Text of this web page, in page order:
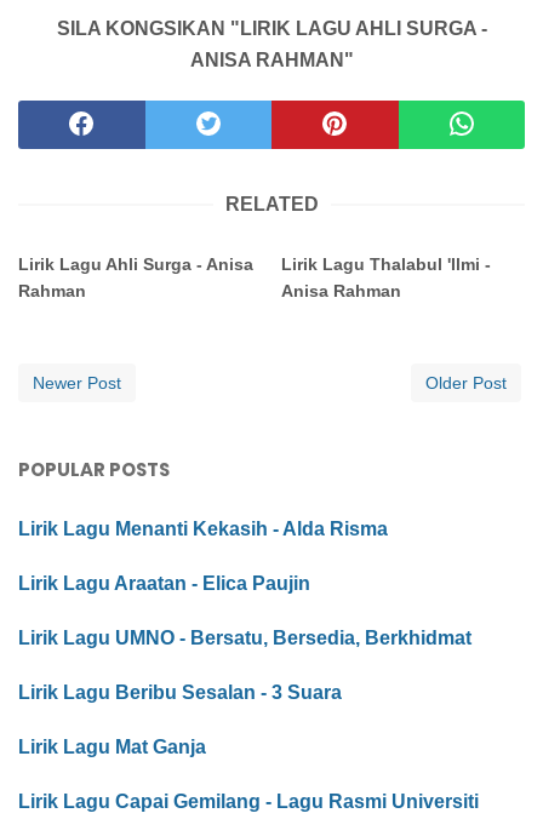
SILA KONGSIKAN "LIRIK LAGU AHLI SURGA -
ANISA RAHMAN"
RELATED
Lirik Lagu Ahli Surga - Anisa
Rahman
Lirik Lagu Thalabul 'Ilmi -
Anisa Rahman
Newer Post Older Post
POPULAR POSTS
Lirik Lagu Menanti Kekasih - Alda Risma
Lirik Lagu Araatan - Elica Paujin
Lirik Lagu UMNO - Bersatu, Bersedia, Berkhidmat
Lirik Lagu Beribu Sesalan - 3 Suara
Lirik Lagu Mat Ganja
Lirik Lagu Capai Gemilang - Lagu Rasmi Universiti